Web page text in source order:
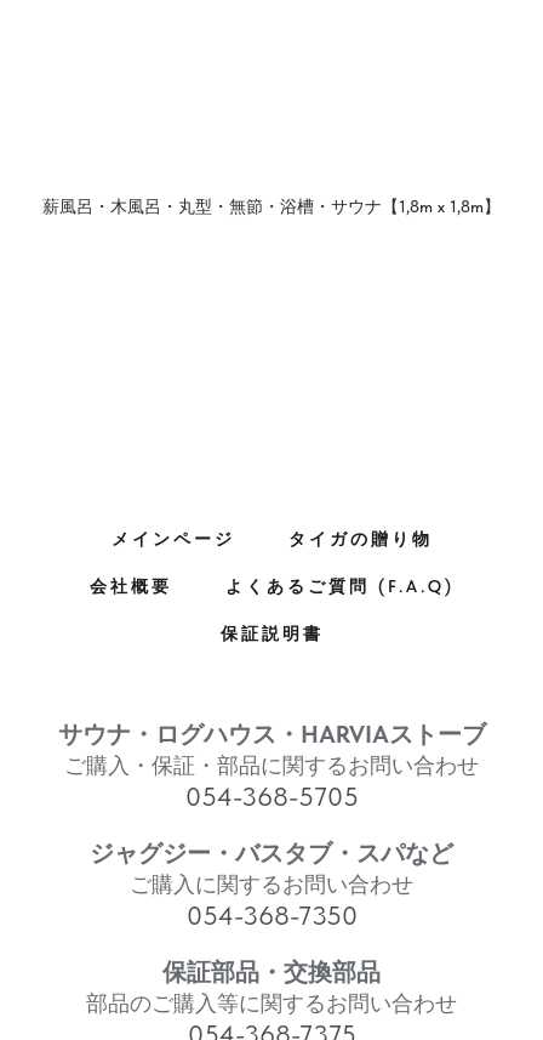
薪風呂・木風呂・丸型・無節・浴槽・サウナ【1,8m х 1,8m】
メインページ タイガの贈り物
会社概要 よくあるご質問 (F.A.Q)
保証説明書
サウナ・ログハウス・HARVIAストーブ
ご購入・保証・部品に関するお問い合わせ
054-368-5705
ジャグジー・バスタブ・スパなど
ご購入に関するお問い合わせ
054-368-7350
保証部品・交換部品
部品のご購入等に関するお問い合わせ